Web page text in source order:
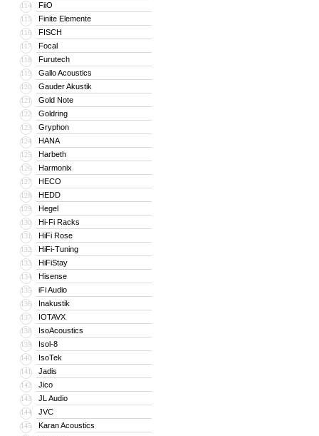
114 FiiO
115 Finite Elemente
116 FISCH
117 Focal
118 Furutech
119 Gallo Acoustics
120 Gauder Akustik
121 Gold Note
122 Goldring
123 Gryphon
124 HANA
125 Harbeth
126 Harmonix
127 HECO
128 HEDD
129 Hegel
130 Hi-Fi Racks
131 HiFi Rose
132 HiFi-Tuning
133 HiFiStay
134 Hisense
135 iFi Audio
136 Inakustik
137 IOTAVX
138 IsoAcoustics
139 Isol-8
140 IsoTek
141 Jadis
142 Jico
143 JL Audio
144 JVC
145 Karan Acoustics